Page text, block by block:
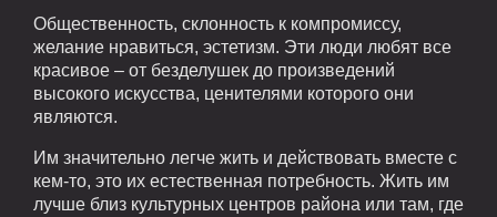
Общественность, склонность к компромиссу,
желание нравиться, эстетизм. Эти люди любят все
красивое – от безделушек до произведений
высокого искусства, ценителями которого они
являются.
Им значительно легче жить и действовать вместе с
кем-то, это их естественная потребность. Жить им
лучше близ культурных центров района или там, где